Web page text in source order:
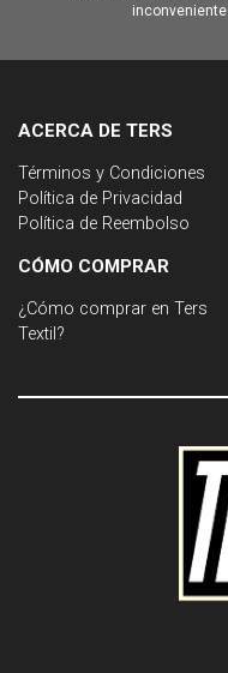
ACERCA DE TERS
Términos y Condiciones
Política de Privacidad
Política de Reembolso
CÓMO COMPRAR
¿Cómo comprar en Ters
Textil?